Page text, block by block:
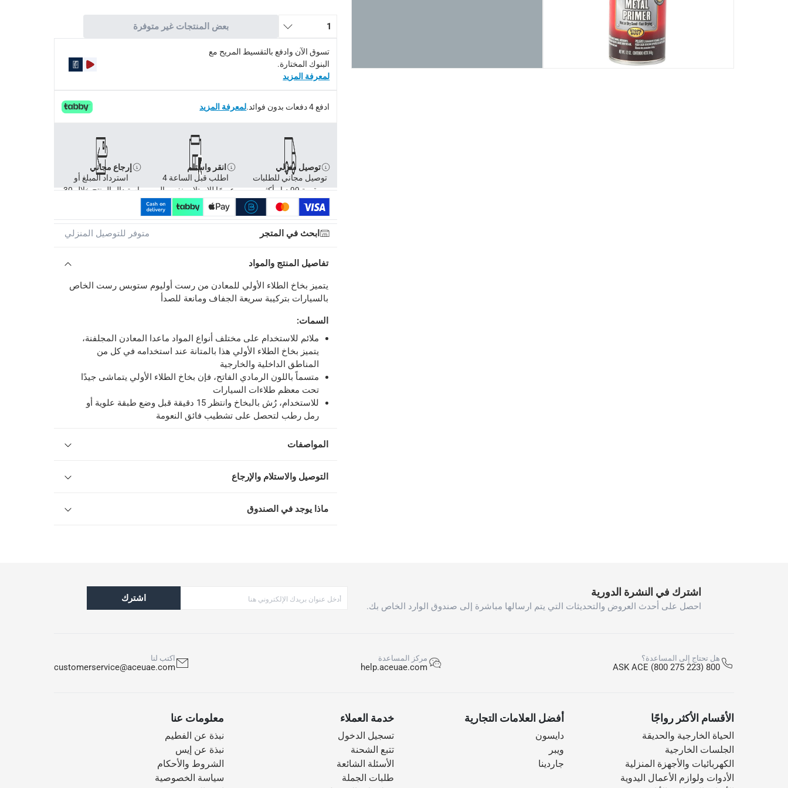
وقت التجفيف:
طريقة الاستخدام:
تُطبق رسوم توصيل إضافية.
1 بعض المنتجات غير متوفرة
تسوق الآن وادفع بالتقسيط المريح مع
البنوك المختارة.
لمعرفة المزيد
ادفع 4 دفعات بدون فوائد. لمعرفة المزيد
توصيل منزلي
توصيل مجاني للطلبات
بقيمة 99 د.إ وأكثر
انقر واستلم
اطلب قبل الساعة 4
عصرًا للاستلام بنفس ال
إرجاع مجاني
استرداد المبلغ أو
استبدال المنتج خلال 30
ابحث في المتجر متوفر للتوصيل المنزلي
تفاصيل المنتج والمواد
يتميز بخاخ الطلاء الأولي للمعادن من رست أوليوم ستوبس رست الخاص
بالسيارات بتركيبة سريعة الجفاف ومانعة للصدأ
السمات:
ملائم للاستخدام على مختلف أنواع المواد ماعدا المعادن المجلفنة،
يتميز بخاخ الطلاء الأولي هذا بالمتانة عند استخدامه في كل من
المناطق الداخلية والخارجية
متسماً باللون الرمادي الفاتح، فإن بخاخ الطلاء الأولي يتماشى جيدًا
تحت معظم طلاءات السيارات
للاستخدام، رُش بالبخاخ وانتظر 15 دقيقة قبل وضع طبقة علوية أو
رمل رطب لتحصل على تشطيب فائق النعومة
المواصفات
التوصيل والاستلام والإرجاع
ماذا يوجد في الصندوق
اشترك في النشرة الدورية
احصل على أحدث العروض والتحديثات التي يتم ارسالها مباشرة إلى صندوق الوارد الخاص بك.
اشترك
هل تحتاج إلى المساعدة؟
800 ASK ACE (800 275 223)
مركز المساعدة
help.aceuae.com
اكتب لنا
customerservice@aceuae.com
الأقسام الأكثر رواجًا
الحياة الخارجية والحديقة
الجلسات الخارجية
الكهربائيات والأجهزة المنزلية
الأدوات ولوازم الأعمال اليدوية
أفضل العلامات التجارية
دايسون
ويبر
جاردينا
خدمة العملاء
تسجيل الدخول
تتبع الشحنة
الأسئلة الشائعة
طلبات الجملة
معلومات عنا
نبذة عن الفطيم
نبذة عن إيس
الشروط والأحكام
سياسة الخصوصية